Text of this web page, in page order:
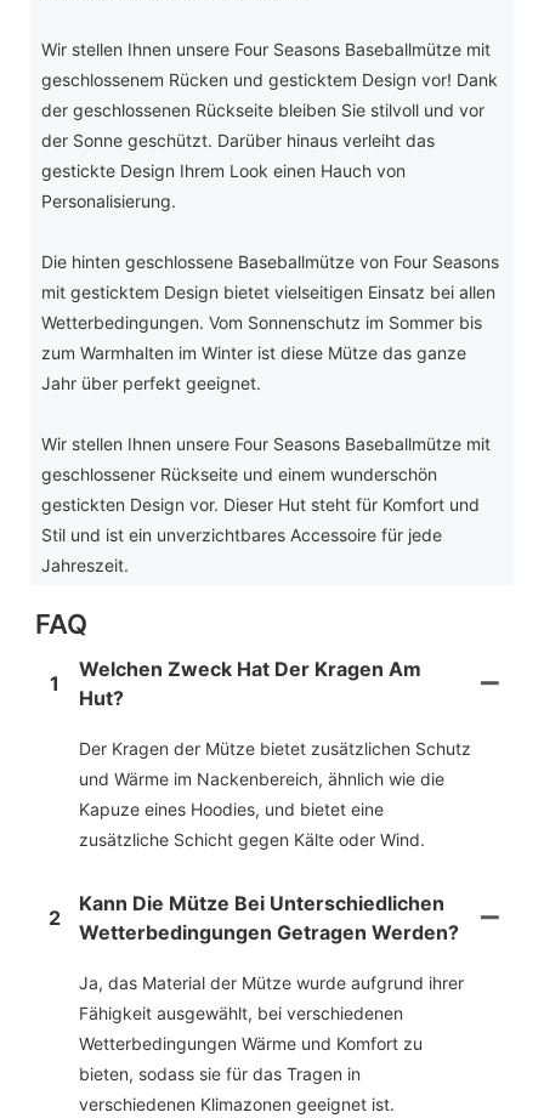
Wir stellen Ihnen unsere Four Seasons Baseballmütze mit
geschlossenem Rücken und gesticktem Design vor! Dank
der geschlossenen Rückseite bleiben Sie stilvoll und vor
der Sonne geschützt. Darüber hinaus verleiht das
gestickte Design Ihrem Look einen Hauch von
Personalisierung.
Die hinten geschlossene Baseballmütze von Four Seasons
mit gesticktem Design bietet vielseitigen Einsatz bei allen
Wetterbedingungen. Vom Sonnenschutz im Sommer bis
zum Warmhalten im Winter ist diese Mütze das ganze
Jahr über perfekt geeignet.
Wir stellen Ihnen unsere Four Seasons Baseballmütze mit
geschlossener Rückseite und einem wunderschön
gestickten Design vor. Dieser Hut steht für Komfort und
Stil und ist ein unverzichtbares Accessoire für jede
Jahreszeit.
FAQ
1
Welchen Zweck Hat Der Kragen Am
Hut?
Der Kragen der Mütze bietet zusätzlichen Schutz
und Wärme im Nackenbereich, ähnlich wie die
Kapuze eines Hoodies, und bietet eine
zusätzliche Schicht gegen Kälte oder Wind.
2
Kann Die Mütze Bei Unterschiedlichen
Wetterbedingungen Getragen Werden?
Ja, das Material der Mütze wurde aufgrund ihrer
Fähigkeit ausgewählt, bei verschiedenen
Wetterbedingungen Wärme und Komfort zu
bieten, sodass sie für das Tragen in
verschiedenen Klimazonen geeignet ist.